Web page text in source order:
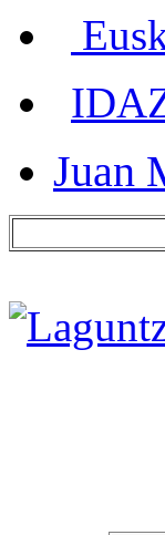
Juan